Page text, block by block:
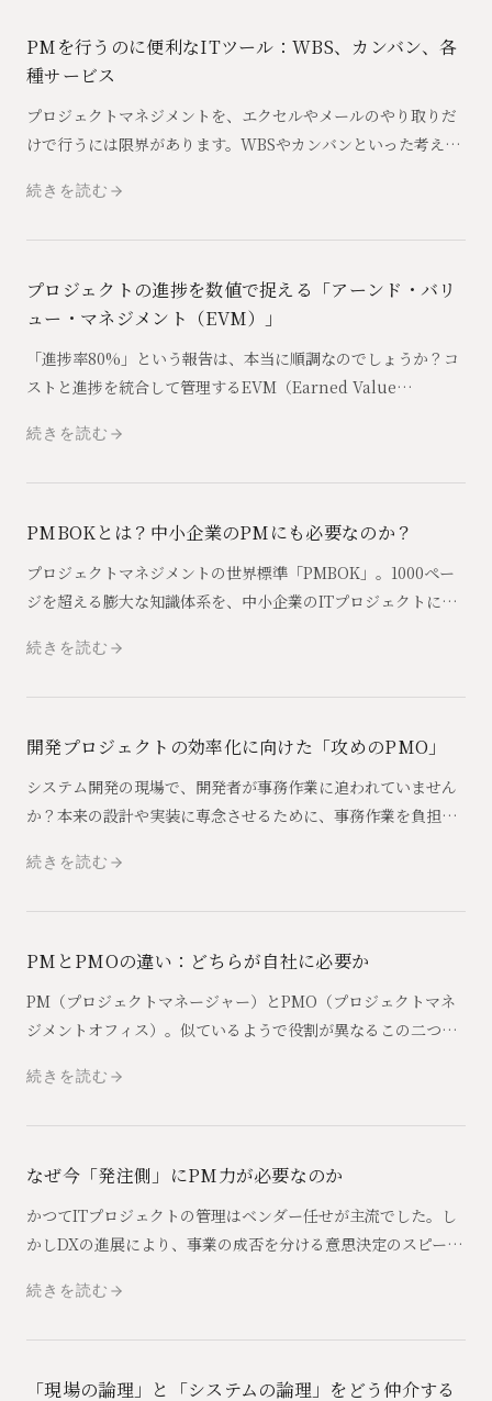
PMを行うのに便利なITツール：WBS、カンバン、各
種サービス
プロジェクトマネジメントを、エクセルやメールのやり取りだ
けで行うには限界があります。WBSやカンバンといった考え方
します。
続きを読む
プロジェクトの進捗を数値で捉える「アーンド・バリ
ュー・マネジメント（EVM）」
「進捗率80%」という報告は、本当に順調なのでしょうか？コ
ストと進捗を統合して管理するEVM（Earned Value
ついて解説します。
続きを読む
PMBOKとは？中小企業のPMにも必要なのか？
プロジェクトマネジメントの世界標準「PMBOK」。1000ペー
ジを超える膨大な知識体系を、中小企業のITプロジェクトにど
続きを読む
開発プロジェクトの効率化に向けた「攻めのPMO」
システム開発の現場で、開発者が事務作業に追われていません
か？本来の設計や実装に専念させるために、事務作業を負担す
その具体的な手法を解説します。
続きを読む
PMとPMOの違い：どちらが自社に必要か
PM（プロジェクトマネージャー）とPMO（プロジェクトマネ
ジメントオフィス）。似ているようで役割が異なるこの二つの
てどちらを採用・配置すべきかを考えます。
続きを読む
なぜ今「発注側」にPM力が必要なのか
かつてITプロジェクトの管理はベンダー任せが主流でした。し
かしDXの進展により、事業の成否を分ける意思決定のスピード
「発注側PM力」が不可欠になっています。
続きを読む
「現場の論理」と「システムの論理」をどう仲介する